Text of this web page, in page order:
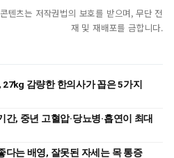
츠는 저작권법의 보호를 받으며, 무단 전
재 및 재배포를 금합니다.
27kg 감량한 한의사가 꼽은 5가지
간, 중년 고혈압·당뇨병·흡연이 최대
다는 배영, 잘못된 자세는 목 통증